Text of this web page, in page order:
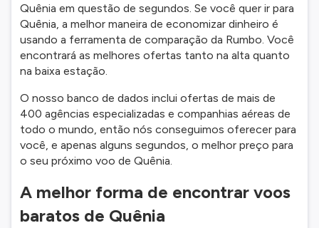
Quênia em questão de segundos. Se você quer ir para
Quênia, a melhor maneira de economizar dinheiro é
usando a ferramenta de comparação da Rumbo. Você
encontrará as melhores ofertas tanto na alta quanto
na baixa estação.
O nosso banco de dados inclui ofertas de mais de
400 agências especializadas e companhias aéreas de
todo o mundo, então nós conseguimos oferecer para
você, e apenas alguns segundos, o melhor preço para
o seu próximo voo de Quênia.
A melhor forma de encontrar voos
baratos de Quênia